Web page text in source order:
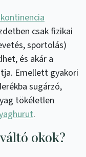
csak fizikai
sportolás)
és akár a
Emellett gyakori
sugárzó,
tökéletlen
.
okok?